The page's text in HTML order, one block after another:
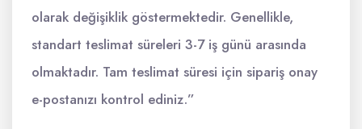
olarak değişiklik göstermektedir. Genellikle,
standart teslimat süreleri 3-7 iş günü arasında
olmaktadır. Tam teslimat süresi için sipariş onay
e-postanızı kontrol ediniz.”